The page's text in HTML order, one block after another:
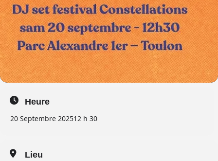
Heure
20 Septembre 202512 h 30
Lieu